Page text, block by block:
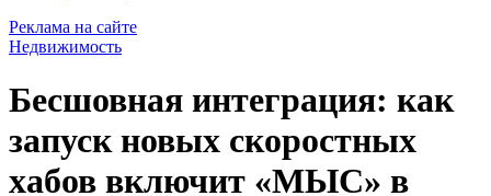
Реклама на сайте
Недвижимость
Бесшовная интеграция: как
запуск новых скоростных
хабов включит «МЫС» в